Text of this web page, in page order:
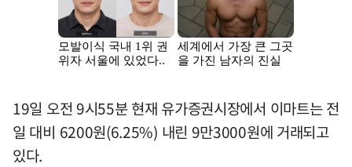
19일 오전 9시55분 현재 유가증권시장에서 이마트는 전
일 대비 6200원(6.25%) 내린 9만3000원에 거래되고
있다.